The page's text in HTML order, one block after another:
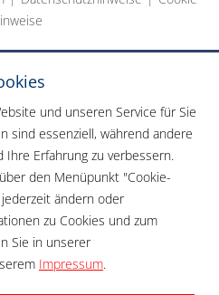
und unseren Service für Sie
sind essenziell, während andere
Erfahrung zu verbessern.
den Menüpunkt "Cookie-
ändern oder
zu Cookies und zum
Sie in unserer
Impressum.